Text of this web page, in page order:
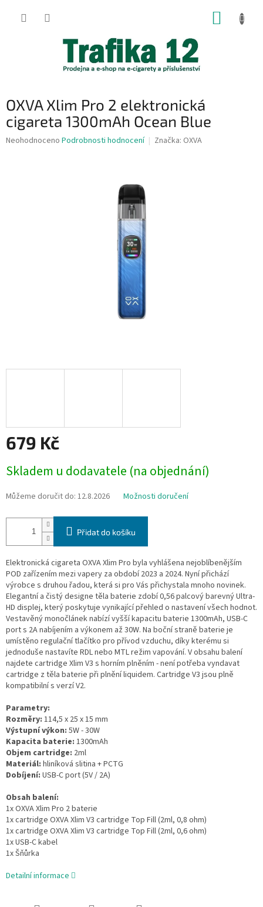
OXVA Xlim Pro 2 elektronická
cigareta 1300mAh Ocean Blue
Průměrné
Neohodnoceno Podrobnosti hodnocení Značka: OXVA
679 Kč
cena:
Skladem u dodavatele (na objednání)
Můžeme doručit do: 12.8.2026 Možnosti doručení
Přidat do košíku
Elektronická cigareta OXVA Xlim Pro byla vyhlášena nejoblíbenějším
POD zařízením mezi vapery za období 2023 a 2024. Nyní přichází
výrobce s druhou řadou, která si pro Vás přichystala mnoho novinek.
Elegantní a čistý designe těla baterie zdobí 0,56 palcový barevný Ultra-
HD displej, který poskytuje vynikající přehled o nastavení všech hodnot.
Vestavěný monočlánek nabízí vyšší kapacitu baterie 1300mAh, USB-C
port s 2A nabíjením a výkonem až 30W. Na boční straně baterie je
umístěno regulační tlačítko pro přívod vzduchu, díky kterému si
jednoduše nastavíte RDL nebo MTL režim vapování. V obsahu balení
najdete cartridge Xlim V3 s horním plněním - není potřeba vyndavat
cartridge z těla baterie při plnění liquidem. Cartridge V3 jsou plně
kompatibilní s verzí V2.
Parametry:
Rozměry: 114,5 x 25 x 15 mm
Výstupní výkon: 5W - 30W
Kapacita baterie: 1300mAh
Objem cartridge: 2ml
Materiál: hliníková slitina + PCTG
Dobíjení: USB-C port (5V / 2A)
Obsah balení:
1x OXVA Xlim Pro 2 baterie
1x cartridge OXVA Xlim V3 cartridge Top Fill (2ml, 0,8 ohm)
1x cartridge OXVA Xlim V3 cartridge Top Fill (2ml, 0,6 ohm)
1x USB-C kabel
1x Šňůrka
Detailní informace